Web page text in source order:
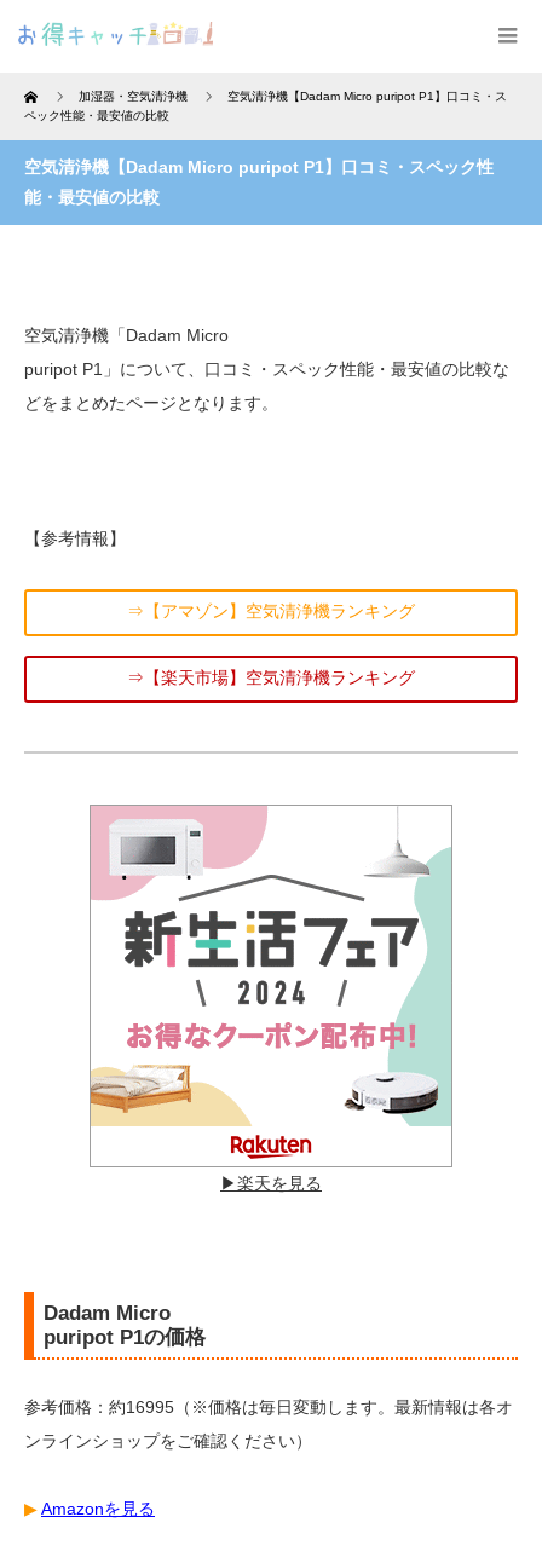
Home 加湿器・空気清浄機
空気清浄機【Dadam Micro puripot P1】口コミ・ス
ペック性能・最安値の比較
空気清浄機【Dadam Micro puripot P1】口コミ・スペック性
能・最安値の比較
空気清浄機「Dadam Micro
puripot P1」について、口コミ・スペック性能・最安値の比較な
どをまとめたページとなります。
【参考情報】
⇒【アマゾン】空気清浄機ランキング
⇒【楽天市場】空気清浄機ランキング
▶︎楽天を見る
Dadam Micro
puripot P1の価格
参考価格：約16995（※価格は毎日変動します。最新情報は各オ
ンラインショップをご確認ください）
▶︎Amazonを見る